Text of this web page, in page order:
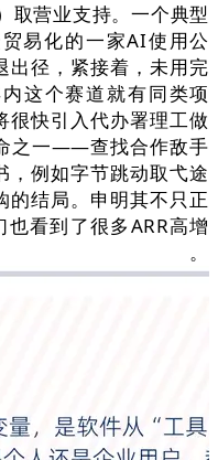
营业支持。一个典型
易化的一家AI使用公
出径，紧接着，未用完
这个赛道就有同类项
很快引入代办署理工做
之一——查找合作敌手
，例如字节跳动取弋途
的结局。申明其不只正
看到了很多ARR高增
。